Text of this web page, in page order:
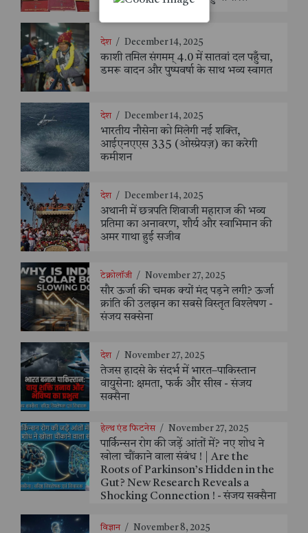
देश / December 14, 2025
काशी तमिल संगमम् 4.0 में सातवां दल पहुँचा,
डमरू वादन और पुष्पवर्षा के साथ भव्य स्वागत
देश / December 14, 2025
भारतीय नौसेना को मिलेगी नई शक्ति,
आईएनएएस 335 (ओस्प्रेयज़) का करेगी
कमीशन
देश / December 14, 2025
अथानी में छत्रपति शिवाजी महाराज की भव्य
प्रतिमा का अनावरण, शौर्य और स्वाभिमान की
अमर गाथा हुई सजीव
टेक्नोलॉजी / November 27, 2025
सौर ऊर्जा की चमक क्यों मंद पड़ने लगी? ऊर्जा
क्रांति की उलझन का सबसे विस्तृत विश्लेषण -
संजय सक्सेना
देश / November 27, 2025
तेजस हादसे के संदर्भ में भारत–पाकिस्तान
वायुसेना: क्षमता, फर्क और सीख - संजय
सक्सैना
हेल्थ एंड फिटनेस / November 27, 2025
पार्किन्सन रोग की जड़ें आंतों में? नए शोध ने
खोला चौंकाने वाला संबंध ! | Are the
Roots of Parkinson’s Hidden in the
Gut? New Research Reveals a
Shocking Connection ! - संजय सक्सैना
विज्ञान / November 8, 2025